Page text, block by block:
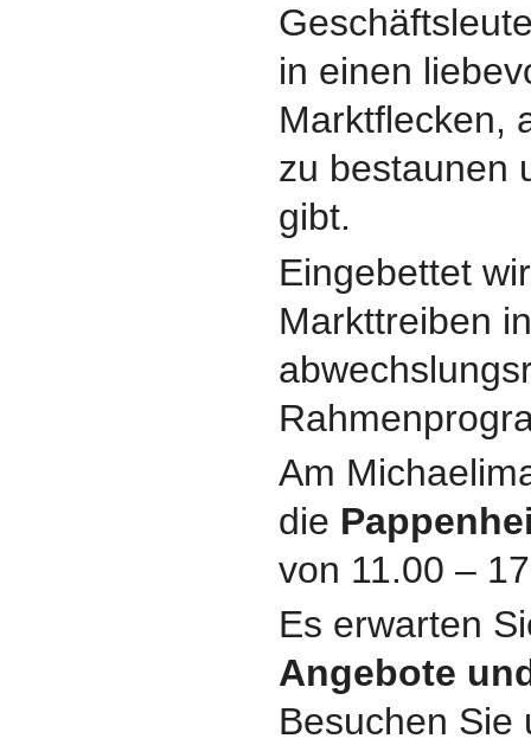
in einen
Marktflecken,
zu bestaunen
gibt.
Eingebettet
Markttreiben
Am
die
von 11.00 –
Es erwarten
Angebote
Besuchen Sie